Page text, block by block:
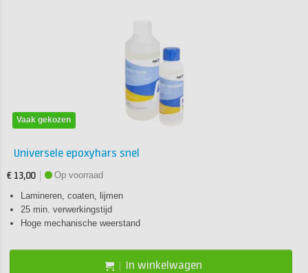
Vaak gekozen
Universele epoxyhars snel
€ 13,00
Op voorraad
Lamineren, coaten, lijmen
25 min. verwerkingstijd
Hoge mechanische weerstand
In winkelwagen